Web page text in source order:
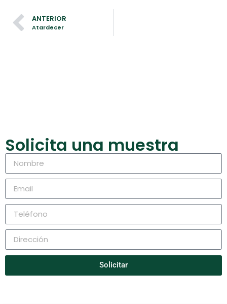
ANTERIOR
Atardecer
Solicita una muestra
Solicitar